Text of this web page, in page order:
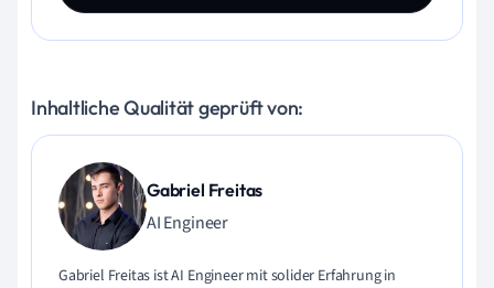
Inhaltliche Qualität geprüft von:
Gabriel Freitas
AI Engineer
Gabriel Freitas ist AI Engineer mit solider Erfahrung in